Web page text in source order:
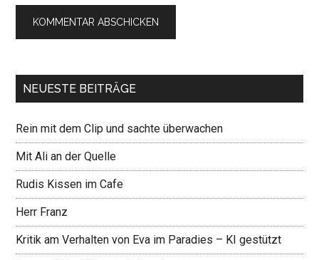
NEUESTE BEITRÄGE
Rein mit dem Clip und sachte überwachen
Mit Ali an der Quelle
Rudis Kissen im Cafe
Herr Franz
Kritik am Verhalten von Eva im Paradies – KI gestützt